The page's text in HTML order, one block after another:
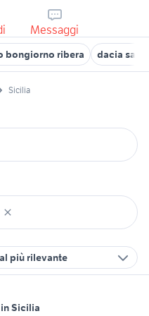
Messaggi
bongiorno ribera dacia
Sicilia
più rilevante
Sicilia